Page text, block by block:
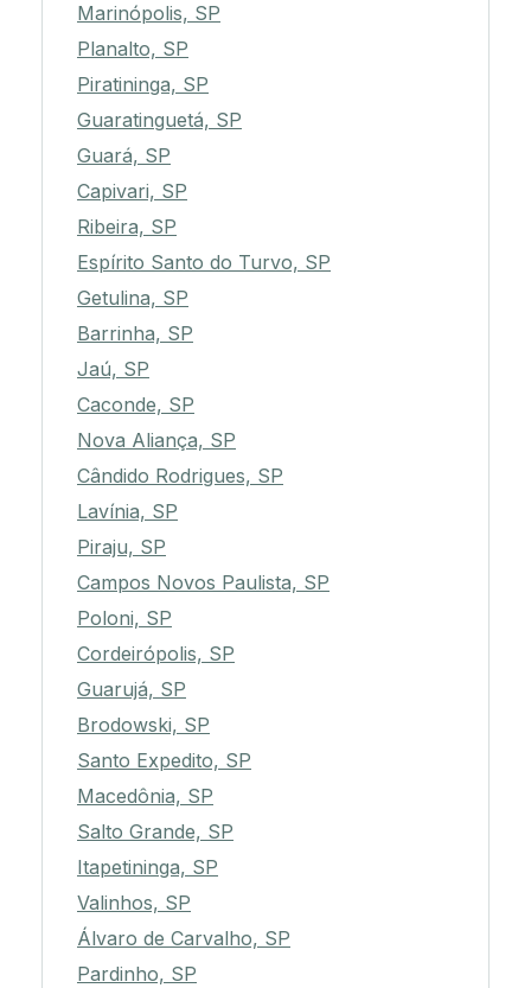
Marinópolis, SP
Planalto, SP
Piratininga, SP
Guaratinguetá, SP
Guará, SP
Capivari, SP
Ribeira, SP
Espírito Santo do Turvo, SP
Getulina, SP
Barrinha, SP
Jaú, SP
Caconde, SP
Nova Aliança, SP
Cândido Rodrigues, SP
Lavínia, SP
Piraju, SP
Campos Novos Paulista, SP
Poloni, SP
Cordeirópolis, SP
Guarujá, SP
Brodowski, SP
Santo Expedito, SP
Macedônia, SP
Salto Grande, SP
Itapetininga, SP
Valinhos, SP
Álvaro de Carvalho, SP
Pardinho, SP